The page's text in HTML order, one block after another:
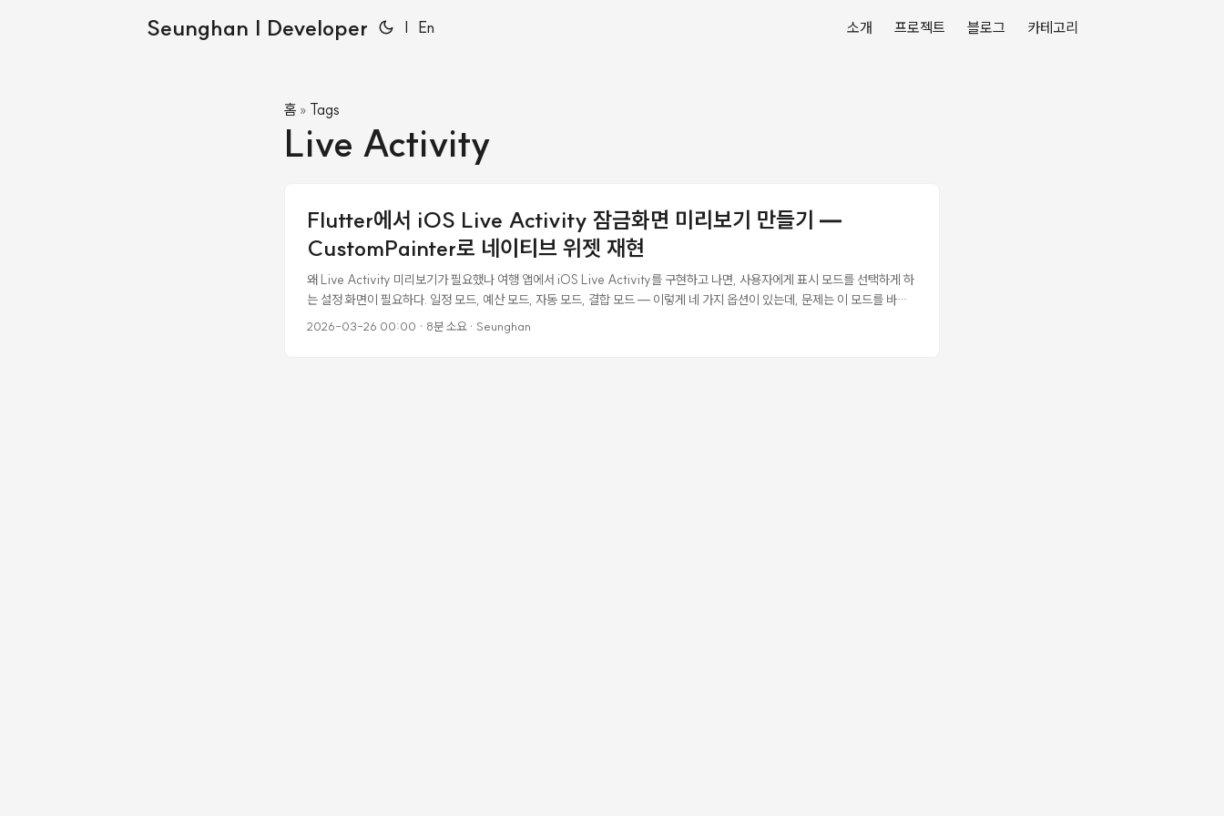
Seunghan | Developer | En 소개 프로젝트 블로그 카테고리
홈 » Tags
Live Activity
Flutter에서 iOS Live Activity 잠금화면 미리보기 만들기 —
CustomPainter로 네이티브 위젯 재현
왜 Live Activity 미리보기가 필요했나 여행 앱에서 iOS Live Activity를 구현하고 나면, 사용자에게 표시 모드를 선택하게 하
는 설정 화면이 필요하다. 일정 모드, 예산 모드, 자동 모드, 결합 모드 — 이렇게 네 가지 옵션이 있는데, 문제는 이 모드를 바꿨
을 때 잠금화면에서 실제로 어떻게 보이는지 사용자가 알 수 없다는 점이었다. 설정 화면 하단에 Dynamic Island compact 형
2026-03-26 00:00 · 8분 소요· Seunghan